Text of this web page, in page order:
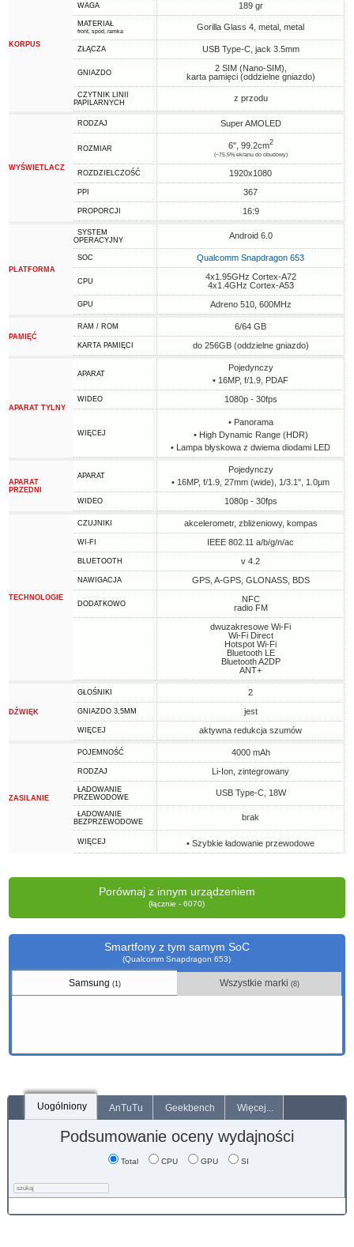
KORPUS
WAGA 189 gr
MATERIAŁ
front, spód, ramka Gorilla Glass 4, metal, metal
ZŁĄCZA USB Type-C, jack 3.5mm
GNIAZDO
2 SIM (Nano-SIM),
karta pamięci (oddzielne gniazdo)
CZYTNIK LINII
PAPILARNYCH
z przodu
WYŚWIETLACZ
RODZAJ Super AMOLED
ROZMIAR 6", 99.2cm2
(~75.5% ekranu do obudowy)
ROZDZIELCZOŚĆ 1920x1080
PPI 367
PROPORCJI 16:9
PLATFORMA
SYSTEM
OPERACYJNY
Android 6.0
SOC Qualcomm Snapdragon 653
CPU
4x1.95GHz Cortex-A72
4x1.4GHz Cortex-A53
GPU Adreno 510, 600MHz
PAMIĘĆ
RAM / ROM 6/64 GB
KARTA PAMIĘCI do 256GB (oddzielne gniazdo)
APARAT TYLNY
APARAT
Pojedynczy
• 16MP, f/1.9, PDAF
WIDEO 1080p - 30fps
WIĘCEJ
• Panorama
• High Dynamic Range (HDR)
• Lampa błyskowa z dwiema diodami LED
APARAT
PRZEDNI
APARAT
Pojedynczy
• 16MP, f/1.9, 27mm (wide), 1/3.1", 1.0µm
WIDEO 1080p - 30fps
TECHNOLOGIE
CZUJNIKI akcelerometr, zbliżeniowy, kompas
WI-FI IEEE 802.11 a/b/g/n/ac
BLUETOOTH v 4.2
NAWIGACJA GPS, A-GPS, GLONASS, BDS
DODATKOWO
NFC
radio FM
dwuzakresowe Wi-Fi
Wi-Fi Direct
Hotspot Wi-Fi
Bluetooth LE
Bluetooth A2DP
ANT+
DŹWIĘK
GŁOŚNIKI 2
GNIAZDO 3,5MM jest
WIĘCEJ aktywna redukcja szumów
ZASILANIE
POJEMNOŚĆ 4000 mAh
RODZAJ Li-Ion, zintegrowany
ŁADOWANIE
PRZEWODOWE
USB Type-C, 18W
ŁADOWANIE
BEZPRZEWODOWE
brak
WIĘCEJ • Szybkie ładowanie przewodowe
Porównaj z innym urządzeniem
(łącznie - 6070)
Smartfony z tym samym SoC
(Qualcomm Snapdragon 653)
Samsung(1) Wszystkie marki(8)
Uogólniony AnTuTu Geekbench Więcej...
Podsumowanie oceny wydajności
Total CPU GPU SI